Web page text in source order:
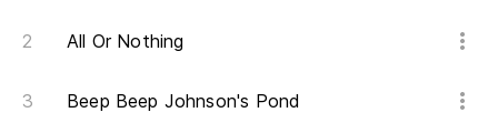
All Or Nothing
Beep Beep Johnson's Pond